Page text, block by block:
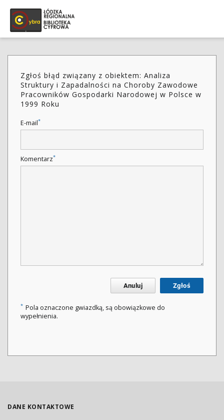
Zgłoś błąd związany z obiektem: Analiza
Struktury i Zapadalności na Choroby Zawodowe
Pracowników Gospodarki Narodowej w Polsce w
1999 Roku
E-mail*
Komentarz*
Anuluj Zgłoś
* Pola oznaczone gwiazdką, są obowiązkowe do
wypełnienia.
DANE KONTAKTOWE